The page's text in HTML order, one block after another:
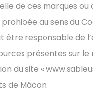
de ces marques ou
au sens du
responsable de
présentes sur le
du site «
de Mâcon.